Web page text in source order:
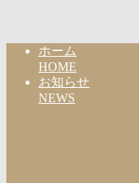
ホーム
HOME
お知らせ
NEWS